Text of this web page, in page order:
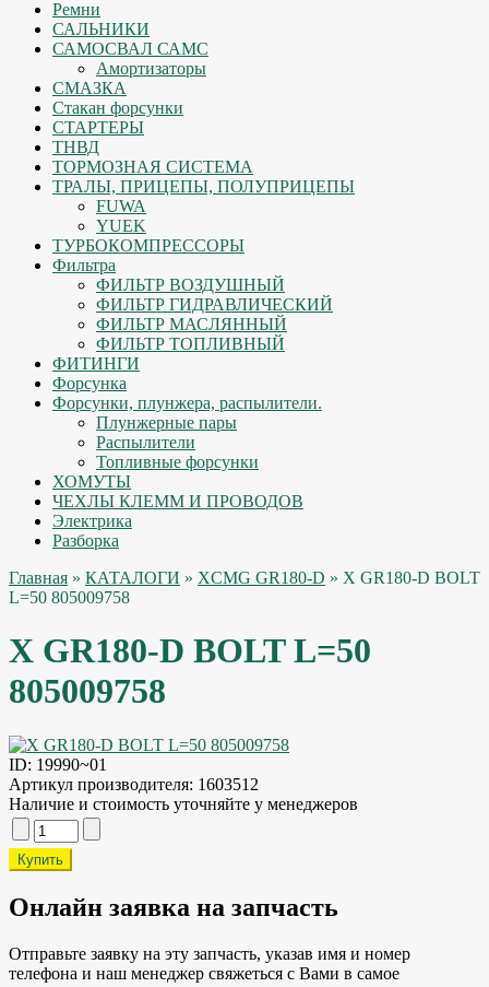
Ремни
САЛЬНИКИ
САМОСВАЛ САМС
Амортизаторы
СМАЗКА
Стакан форсунки
СТАРТЕРЫ
ТНВД
ТОРМОЗНАЯ СИСТЕМА
ТРАЛЫ, ПРИЦЕПЫ, ПОЛУПРИЦЕПЫ
FUWA
YUEK
ТУРБОКОМПРЕССОРЫ
Фильтра
ФИЛЬТР ВОЗДУШНЫЙ
ФИЛЬТР ГИДРАВЛИЧЕСКИЙ
ФИЛЬТР МАСЛЯННЫЙ
ФИЛЬТР ТОПЛИВНЫЙ
ФИТИНГИ
Форсунка
Форсунки, плунжера, распылители.
Плунжерные пары
Распылители
Топливные форсунки
ХОМУТЫ
ЧЕХЛЫ КЛЕММ И ПРОВОДОВ
Электрика
Разборка
Главная » КАТАЛОГИ » XCMG GR180-D » X GR180-D BOLT
L=50 805009758
X GR180-D BOLT L=50
805009758
ID: 19990~01
Артикул производителя: 1603512
Наличие и стоимость уточняйте у менеджеров
Онлайн заявка на запчасть
Отправьте заявку на эту запчасть, указав имя и номер
телефона и наш менеджер свяжеться с Вами в самое